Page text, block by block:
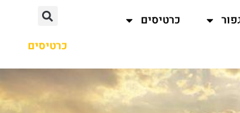
כרטיסים
כרטיסים